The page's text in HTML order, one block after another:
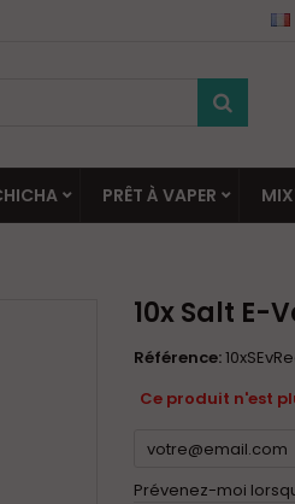
PRÊT À VAPER
10x Salt E-
Référence:
Ce produit n'est
Prévenez-moi